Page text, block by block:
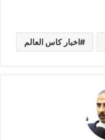
اخبار كاس العالم